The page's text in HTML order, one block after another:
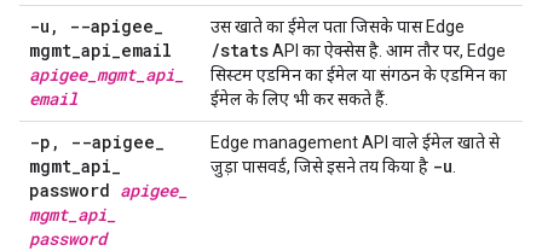
-u , --apigee_
mgmt_api_email
apigee_ mgmt_ api
email
उस खाते का ईमेल पता जिसके पास Edge
/statsAPI का ऐक्सेस है. आम तौर पर, Edge
सिस्टम एडमिन का ईमेल या संगठन के एडमिन का
ईमेल के लिए भी कर सकते हैं.
-p , --apigee_
mgmt_api_
password apigee_
mgmt_ api
password
Edge management API वाले ईमेल खाते से
जुड़ा पासवर्ड, जिसे इसने तय किया है -u